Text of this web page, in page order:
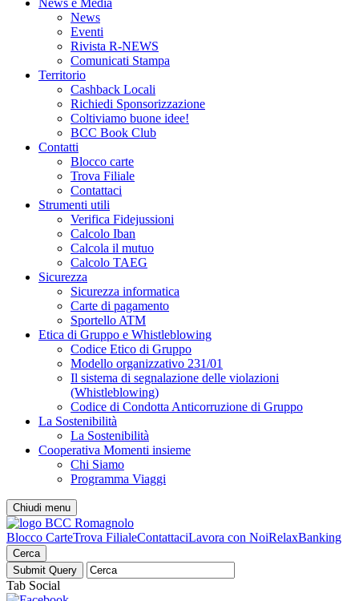
News e Media
News
Eventi
Rivista R-NEWS
Comunicati Stampa
Territorio
Cashback Locali
Richiedi Sponsorizzazione
Coltiviamo buone idee!
BCC Book Club
Contatti
Blocco carte
Trova Filiale
Contattaci
Strumenti utili
Verifica Fidejussioni
Calcolo Iban
Calcola il mutuo
Calcolo TAEG
Sicurezza
Sicurezza informatica
Carte di pagamento
Sportello ATM
Etica di Gruppo e Whistleblowing
Codice Etico di Gruppo
Modello organizzativo 231/01
Il sistema di segnalazione delle violazioni
(Whistleblowing)
Codice di Condotta Anticorruzione di Gruppo
La Sostenibilità
La Sostenibilità
Cooperativa Momenti insieme
Chi Siamo
Programma Viaggi
Chiudi menu
Blocco CarteTrova FilialeContattaciLavora con NoiRelaxBanking
Cerca
Tab Social